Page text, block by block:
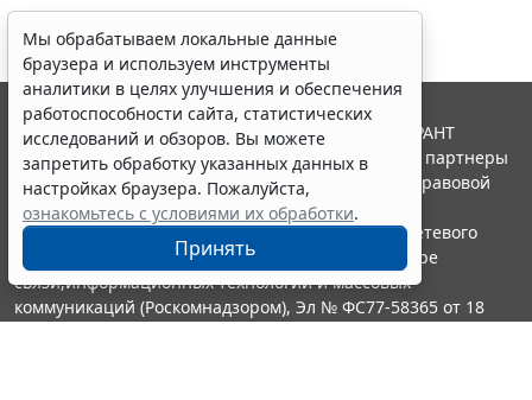
Мы обрабатываем локальные данные
браузера и используем инструменты
аналитики в целях улучшения и обеспечения
работоспособности сайта, статистических
исследований и обзоров. Вы можете
запретить обработку указанных данных в
настройках браузера. Пожалуйста,
ознакомьтесь с условиями их обработки.
Принять
© ООО "НПП "ГАРАНТ-СЕРВИС", 2026. Система ГАРАНТ
выпускается с 1990 года. Компания "Гарант" и ее партнеры
являются участниками Российской ассоциации правовой
информации ГАРАНТ.
Портал ГАРАНТ.РУ зарегистрирован в качестве сетевого
издания Федеральной службой по надзору в сфере
связи,информационных технологий и массовых
коммуникаций (Роскомнадзором), Эл № ФС77-58365 от 18